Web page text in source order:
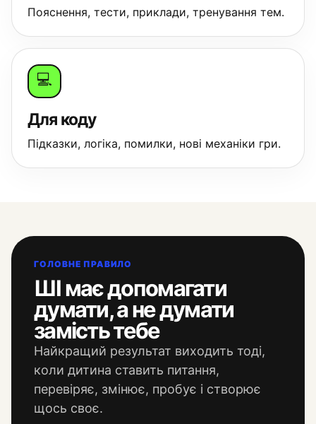
Пояснення, тести, приклади, тренування тем.
💻
Для коду
Підказки, логіка, помилки, нові механіки гри.
ГОЛОВНЕ ПРАВИЛО
ШІ має допомагати
думати, а не думати
замість тебе
Найкращий результат виходить тоді,
коли дитина ставить питання,
перевіряє, змінює, пробує і створює
щось своє.